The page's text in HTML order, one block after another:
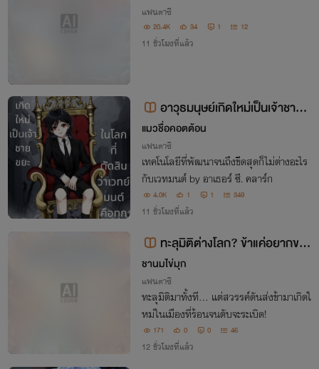
แฟนตาซี
20.4K 34 1 12
11 ชั่วโมงที่แล้ว
อาวุธมนุษย์เกิดใหม่เป็นเจ้าชายข
ยะ ในโลกที่ตัดสินว่าเวทย์มนต์คือทุก
สิ่ง
แมวชื่อคอตต้อน
แฟนตาซี
เทคโนโลยีที่พัฒนาจนถึงขีดสุดก็ไม่ต่างอะไร
กับเวทมนต์ by อาเธอร์ ซี. คลาร์ก
4.0K 1 1 349
11 ชั่วโมงที่แล้ว
ทะลุมิติต่างโลก? ข้าแค่อยากขาย
น้ำแข็งไส! (冰刨狂潮)
ชานมไข่มุก
แฟนตาซี
ทะลุมิติมาทั้งที... แต่สวรรค์ดันส่งข้ามาเกิดใ
หม่ในเมืองที่ร้อนจนตับจะระเบิด!
171 0 0 46
12 ชั่วโมงที่แล้ว